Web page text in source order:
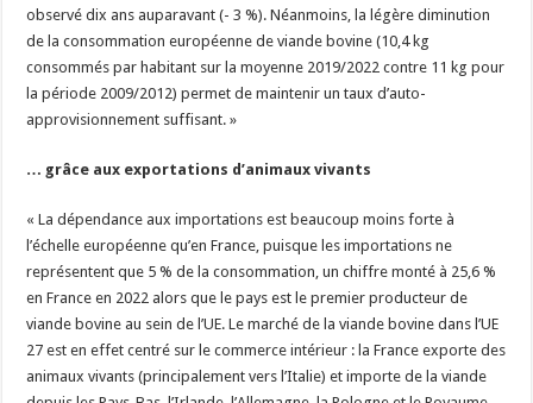
observé dix ans auparavant (- 3 %). Néanmoins, la légère diminution
de la consommation européenne de viande bovine (10,4 kg
consommés par habitant sur la moyenne 2019/2022 contre 11 kg pour
la période 2009/2012) permet de maintenir un taux d’auto-
approvisionnement suffisant. »
… grâce aux exportations d’animaux vivants
« La dépendance aux importations est beaucoup moins forte à
l’échelle européenne qu’en France, puisque les importations ne
représentent que 5 % de la consommation, un chiffre monté à 25,6 %
en France en 2022 alors que le pays est le premier producteur de
viande bovine au sein de l’UE. Le marché de la viande bovine dans l’UE
27 est en effet centré sur le commerce intérieur : la France exporte des
animaux vivants (principalement vers l’Italie) et importe de la viande